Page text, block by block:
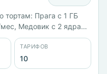
тортам: Прага с 1 ГБ
Медовик с 2 ядрами
Графские развалины с
₽/мес, Красный
и 8 ГБ — 399 ₽/мес,
799 ₽/мес. Площадки в
ТАРИФОВ
10